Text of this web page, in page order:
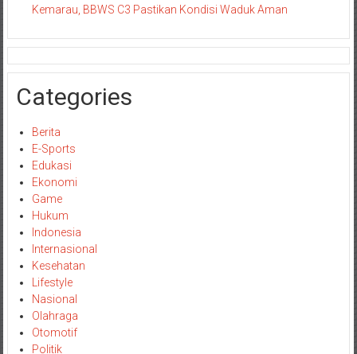
Kemarau, BBWS C3 Pastikan Kondisi Waduk Aman
Categories
Berita
E-Sports
Edukasi
Ekonomi
Game
Hukum
Indonesia
Internasional
Kesehatan
Lifestyle
Nasional
Olahraga
Otomotif
Politik